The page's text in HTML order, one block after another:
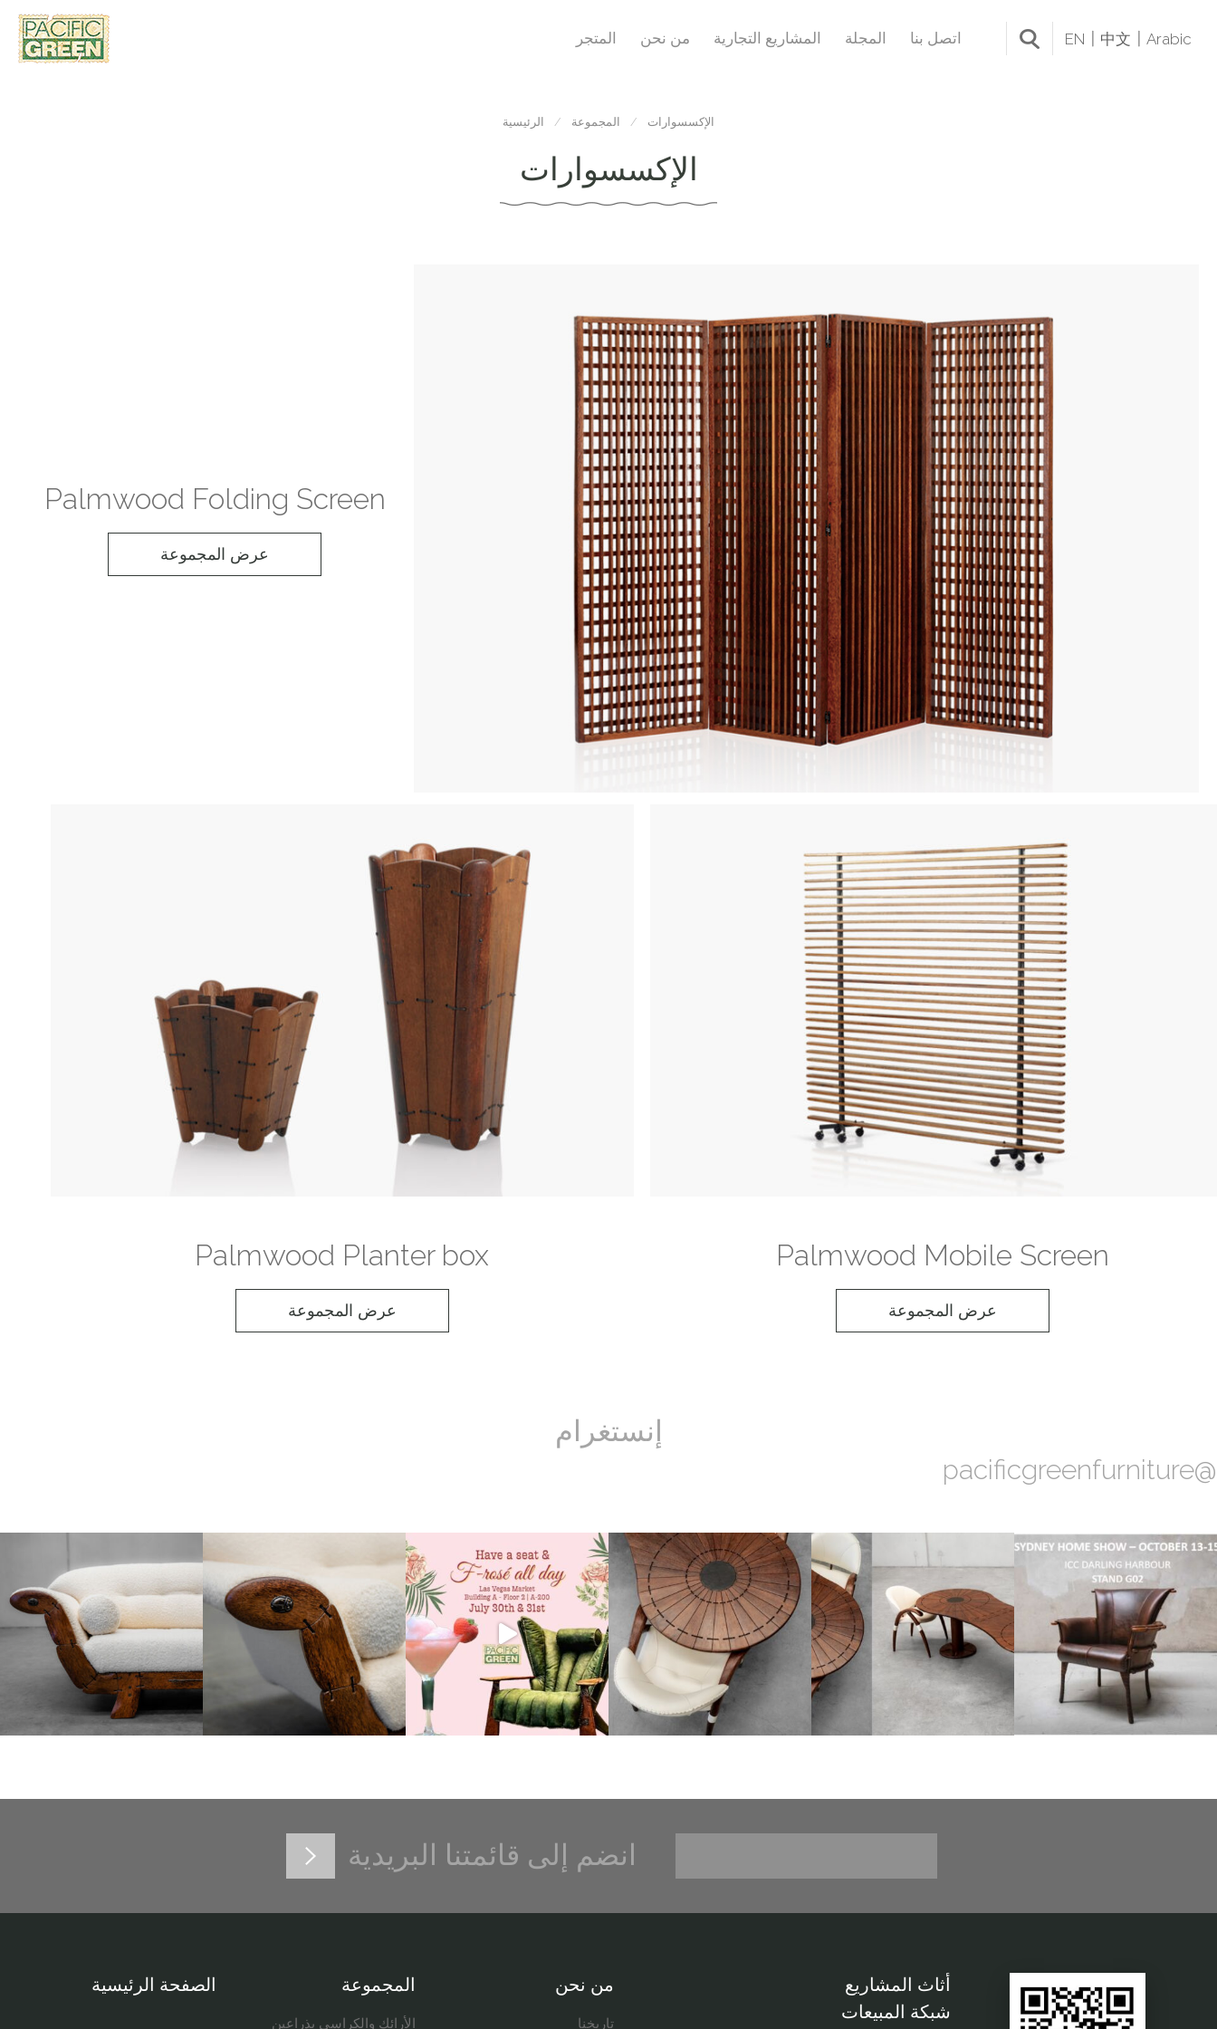
المتجر من نحن المشاريع التجارية المجلة اتصل بنا EN 中文 Arabic
الرئيسية المجموعة الإكسسوارات
الإكسسوارات
Palmwood Folding Screen
عرض المجموعة
Palmwood Mobile Screen
عرض المجموعة
Palmwood Planter box
عرض المجموعة
إنستغرام
@pacificgreenfurniture
إلى غرفة الطعام
خشب نخيل مستدام. جلد إيطالي. مجموعة Isle D استرخ واستعد لخوض التجربة
يصنع أثاث Pacific Green يدويا بعناية فائقة يا له من تصميم جذاب! قماش البوكليه الإيطالي ناعم
انضم إلى قائمتنا البريدية
الصفحة الرئيسية المجموعة
الأرائك والكراسي بذراعين
من نحن
تاريخنا
أثاث المشاريع
شبكة المبيعات